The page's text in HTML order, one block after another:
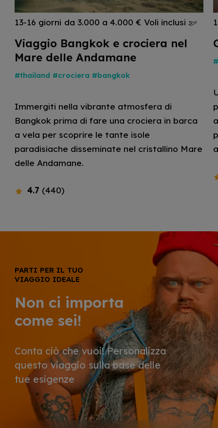
13-16 giorni da 3.000 a 4.000 € Voli inclusi
Viaggio Bangkok e crociera nel
Mare delle Andamane
#thailand #crociera #bangkok
Immergiti nella vibrante atmosfera di
Bangkok prima di fare una crociera in barca
a vela per scoprire le tante isole
paradisiache disseminate nel cristallino Mare
delle Andamane.
4.7 (440)
PARTI PER IL TUO
VIAGGIO IDEALE
Non ci importa
come sei!
Conta ciò che vuoi! Personalizza
questo viaggio sulla base delle
tue esigenze